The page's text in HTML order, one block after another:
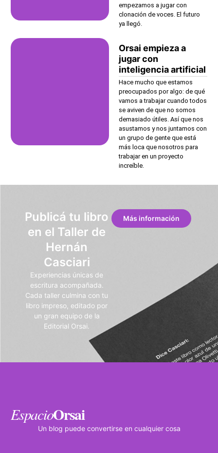
empezamos a jugar con
clonación de voces. El futuro
ya llegó.
Orsai empieza a
jugar con
inteligencia artificial
Hace mucho que estamos
preocupados por algo: de qué
vamos a trabajar cuando todos
se aviven de que no somos
demasiado útiles. Así que nos
asustamos y nos juntamos con
un grupo de gente que está
más loca que nosotros para
trabajar en un proyecto
increíble.
Publicá tu libro
en el Taller de
Hernán
Casciari
Experiencias únicas de
escritura acompañada.
Cada taller culmina con tu
libro impreso, editado por
un gran equipo de la
Editorial Orsai.
Más información
EspacioOrsai
Un blog puede convertirse en cualquier cosa